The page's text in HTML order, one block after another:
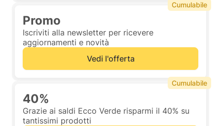
Promo
Iscriviti alla newsletter per ricevere
aggiornamenti e novità
Vedi l'offerta
Cumulabile
40%
Grazie ai saldi Ecco Verde risparmi il 40% su
tantissimi prodotti
Cumulabile